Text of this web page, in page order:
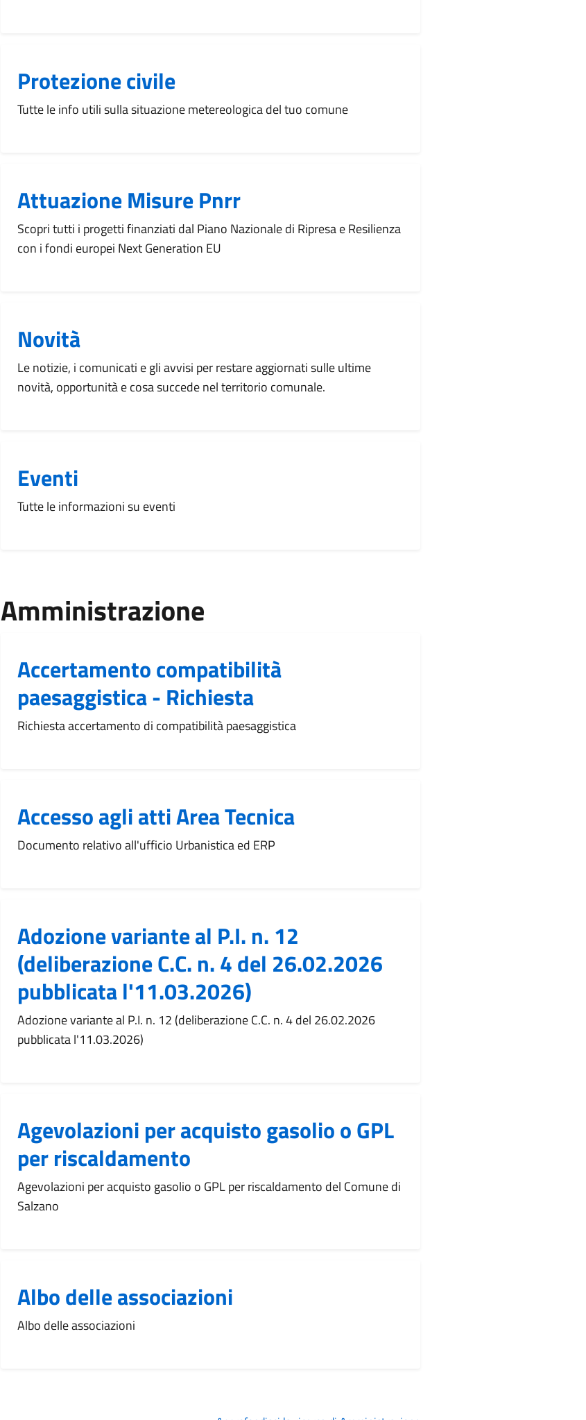
Protezione civile
Tutte le info utili sulla situazione metereologica del tuo comune
Attuazione Misure Pnrr
Scopri tutti i progetti finanziati dal Piano Nazionale di Ripresa e Resilienza
con i fondi europei Next Generation EU
Novità
Le notizie, i comunicati e gli avvisi per restare aggiornati sulle ultime
novità, opportunità e cosa succede nel territorio comunale.
Eventi
Tutte le informazioni su eventi
Amministrazione
Accertamento compatibilità
paesaggistica - Richiesta
Richiesta accertamento di compatibilità paesaggistica
Accesso agli atti Area Tecnica
Documento relativo all'ufficio Urbanistica ed ERP
Adozione variante al P.I. n. 12
(deliberazione C.C. n. 4 del 26.02.2026
pubblicata l'11.03.2026)
Adozione variante al P.I. n. 12 (deliberazione C.C. n. 4 del 26.02.2026
pubblicata l'11.03.2026)
Agevolazioni per acquisto gasolio o GPL
per riscaldamento
Agevolazioni per acquisto gasolio o GPL per riscaldamento del Comune di
Salzano
Albo delle associazioni
Albo delle associazioni